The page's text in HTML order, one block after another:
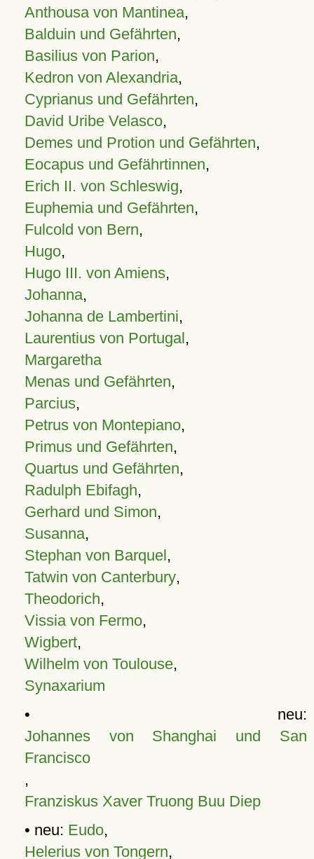
Anthousa von Mantinea,
Balduin und Gefährten,
Basilius von Parion,
Kedron von Alexandria,
Cyprianus und Gefährten,
David Uribe Velasco,
Demes und Protion und Gefährten,
Eocapus und Gefährtinnen,
Erich II. von Schleswig,
Euphemia und Gefährten,
Fulcold von Bern,
Hugo,
Hugo III. von Amiens,
Johanna,
Johanna de Lambertini,
Laurentius von Portugal,
Margaretha
Menas und Gefährten,
Parcius,
Petrus von Montepiano,
Primus und Gefährten,
Quartus und Gefährten,
Radulph Ebifagh,
Gerhard und Simon,
Susanna,
Stephan von Barquel,
Tatwin von Canterbury,
Theodorich,
Vissia von Fermo,
Wigbert,
Wilhelm von Toulouse,
Synaxarium
• neu:
Johannes von Shanghai und San
Francisco
,
Franziskus Xaver Truong Buu Diep
• neu: Eudo,
Helerius von Tongern,